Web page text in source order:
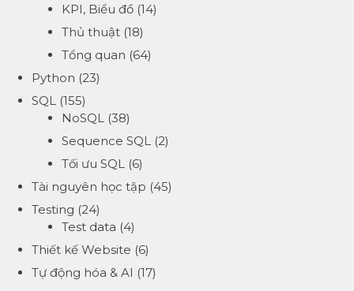
KPI, Biểu đồ(14)
Thủ thuật(18)
Tổng quan (64)
Python (23)
SQL
(155)
NoSQL
(38)
Sequence SQL
(2)
Tối ưu SQL
(6)
Tài nguyên học tập (45)
Testing (24)
Test data (4)
Thiết kế Website (6)
Tự động hóa & AI (17)